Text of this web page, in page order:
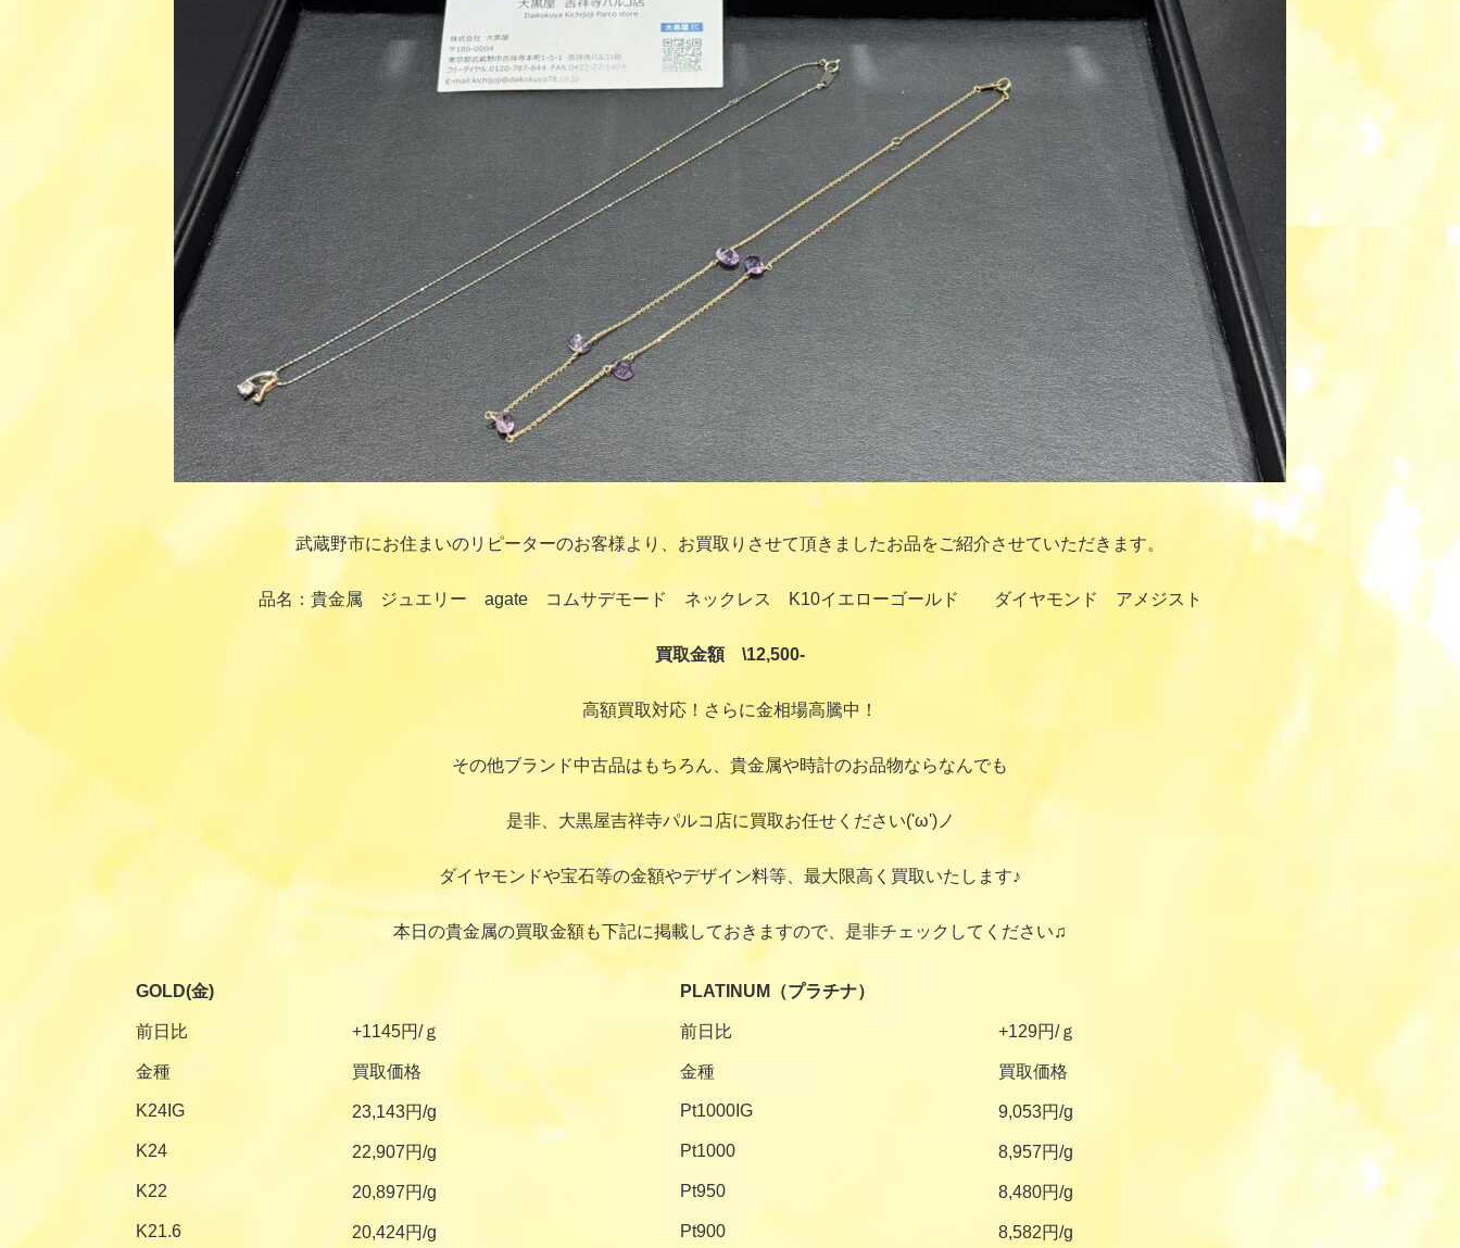
武蔵野市にお住まいのリピーターのお客様より、お買取りさせて頂きましたお品をご紹介させていただきます。
品名：貴金属 ジュエリー agate コムサデモード ネックレス K10イエローゴールド ダイヤモンド アメジスト
買取金額 \12,500-
高額買取対応！さらに金相場高騰中！
その他ブランド中古品はもちろん、貴金属や時計のお品物ならなんでも
是非、大黒屋吉祥寺パルコ店に買取お任せください('ω')ノ
ダイヤモンドや宝石等の金額やデザイン料等、最大限高く買取いたします♪
本日の貴金属の買取金額も下記に掲載しておきますので、是非チェックしてください♫
GOLD(金) PLATINUM（プラチナ）
前日比 +1145円/ｇ 前日比 +129円/ｇ
金種 買取価格 金種 買取価格
K24IG 23,143円/g Pt1000IG 9,053円/g
K24 22,907円/g Pt1000 8,957円/g
K22 20,897円/g Pt950 8,480円/g
K21.6 20,424円/g Pt900 8,582円/g